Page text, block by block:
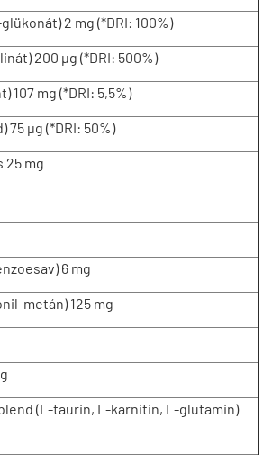
2 mg (*DRI: 100%)
200 µg (*DRI: 500%)
107 mg (*DRI: 5,5%)
µg (*DRI: 50%)
25 mg
6 mg
metán) 125 mg
(L-taurin, L-karnitin, L-glutamin)